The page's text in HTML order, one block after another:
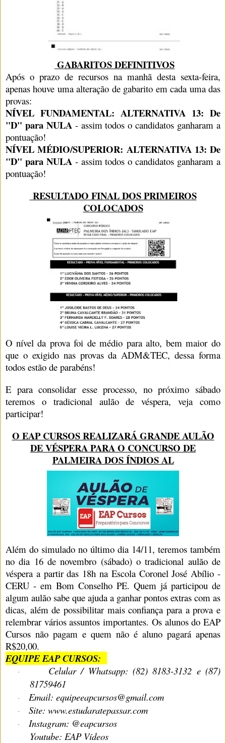
GABARITOS DEFINITIVOS
Após o prazo de recursos na manhã desta sexta-feira,
apenas houve uma alteração de gabarito em cada uma das
provas:
NÍVEL FUNDAMENTAL: ALTERNATIVA 13: De
"D" para NULA - assim todos o candidatos ganharam a
pontuação!
NÍVEL MÉDIO/SUPERIOR: ALTERNATIVA 13: De
"D" para NULA - assim todos o candidatos ganharam a
pontuação!
RESULTADO FINAL DOS PRIMEIROS
COLOCADOS
O nível da prova foi de médio para alto, bem maior do
que o exigido nas provas da ADM&TEC, dessa forma
todos estão de parabéns!
E para consolidar esse processo, no próximo sábado
teremos o tradicional aulão de véspera, veja como
participar!
O EAP CURSOS REALIZARÁ GRANDE AULÃO
DE VÉSPERA PARA O CONCURSO DE
PALMEIRA DOS ÍNDIOS AL
Além do simulado no último dia 14/11, teremos também
no dia 16 de novembro (sábado) o tradicional aulão de
véspera a partir das 18h na Escola Coronel José Abílio -
CERU - em Bom Conselho PE. Quem já participou de
algum aulão sabe que ajuda a ganhar pontos extras com as
dicas, além de possibilitar mais confiança para a prova e
relembrar vários assuntos importantes. Os alunos do EAP
Cursos não pagam e quem não é aluno pagará apenas
R$20,00.
EQUIPE EAP CURSOS:
·
Celular / Whatsapp: (82) 8183-3132 e (87)
81759461
· Email: equipeeapcursos@gmail.com
· Site: www.estudaratepassar.com
·
Instagram: @eapcursos
Youtube: EAP Vídeos